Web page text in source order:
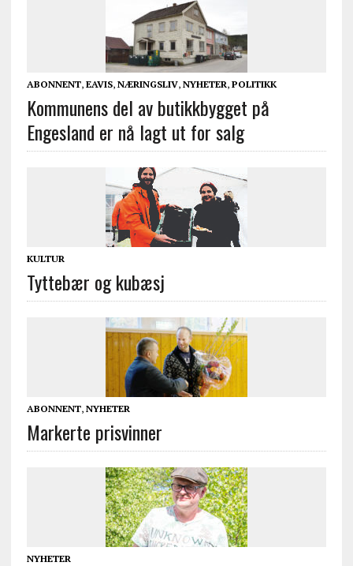
ABONNENT, EAVIS, NÆRINGSLIV, NYHETER, POLITIKK
Kommunens del av butikkbygget på
Engesland er nå lagt ut for salg
KULTUR
Tyttebær og kubæsj
ABONNENT, NYHETER
Markerte prisvinner
NYHETER